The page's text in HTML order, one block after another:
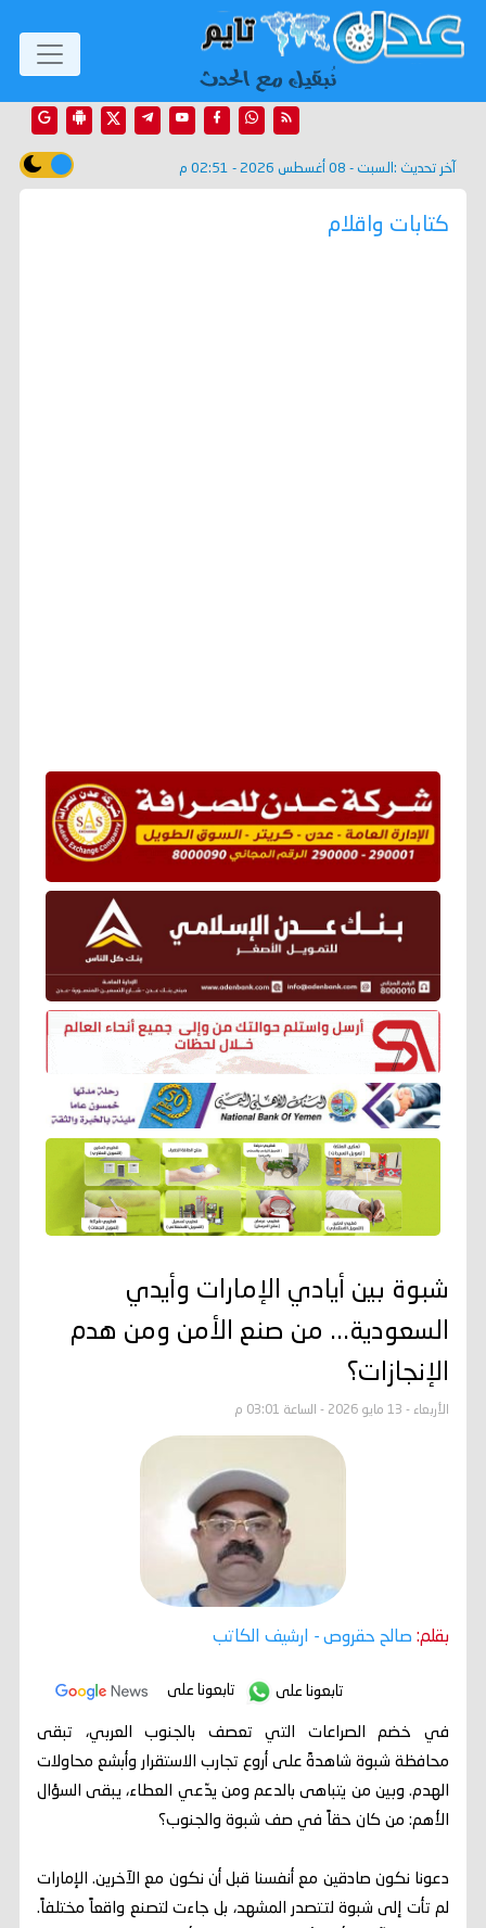
آخر تحديث : السبت - 08 أغسطس 2026 - 02:51 م
كتابات واقلام
شبوة بين أيادي الإمارات وأيدي
السعودية... من صنع الأمن ومن هدم
الإنجازات؟
الأربعاء - 13 مايو 2026 - الساعة 03:01 م
بقلم: صالح حقروص - ارشيف الكاتب
تابعونا على تابعونا على
في خضم الصراعات التي تعصف بالجنوب العربي، تبقى
محافظة شبوة شاهدةً على أروع تجارب الاستقرار وأبشع محاولات
الهدم. وبين من يتباهى بالدعم ومن يدّعي العطاء، يبقى السؤال
الأهم: من كان حقاً في صف شبوة والجنوب؟
دعونا نكون صادقين مع أنفسنا قبل أن نكون مع الآخرين. الإمارات
لم تأت إلى شبوة لتتصدر المشهد، بل جاءت لتصنع واقعاً مختلفاً.